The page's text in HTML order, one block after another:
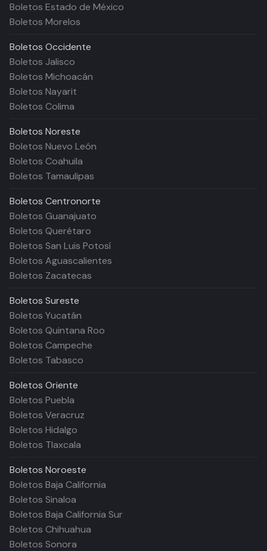
Boletos Estado de México
Boletos Morelos
Boletos Occidente
Boletos Jalisco
Boletos Michoacán
Boletos Nayarit
Boletos Colima
Boletos Noreste
Boletos Nuevo León
Boletos Coahuila
Boletos Tamaulipas
Boletos Centronorte
Boletos Guanajuato
Boletos Querétaro
Boletos San Luis Potosí
Boletos Aguascalientes
Boletos Zacatecas
Boletos Sureste
Boletos Yucatán
Boletos Quintana Roo
Boletos Campeche
Boletos Tabasco
Boletos Oriente
Boletos Puebla
Boletos Veracruz
Boletos Hidalgo
Boletos Tlaxcala
Boletos Noroeste
Boletos Baja California
Boletos Sinaloa
Boletos Baja California Sur
Boletos Chihuahua
Boletos Sonora